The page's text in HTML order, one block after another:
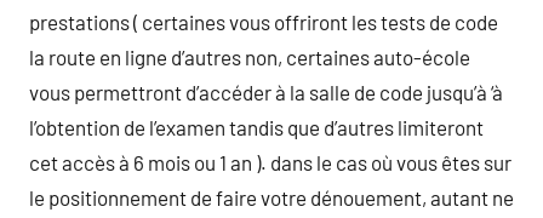
prestations ( certaines vous offriront les tests de code
la route en ligne d’autres non, certaines auto-école
vous permettront d’accéder à la salle de code jusqu’à ‘à
l’obtention de l’examen tandis que d’autres limiteront
cet accès à 6 mois ou 1 an ). dans le cas où vous êtes sur
le positionnement de faire votre dénouement, autant ne